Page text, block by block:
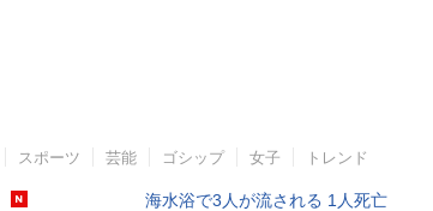
スポーツ 芸能 ゴシップ 女子 トレンド
海水浴で3人が流される 1人死亡